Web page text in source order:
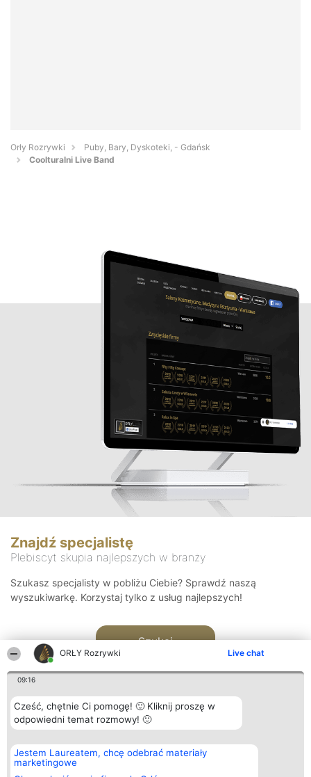
ORŁY Rozrywki Live chat
09:16
Cześć, chętnie Ci pomogę! 🙂 Kliknij proszę w
odpowiedni temat rozmowy! 🙂
Jestem Laureatem, chcę odebrać materiały
marketingowe
Orły Rozrywki
Puby, Bary, Dyskoteki, - Gdańsk
Coolturalni Live Band
Znajdź specjalistę
Plebiscyt skupia najlepszych w branży
Szukasz specjalisty w pobliżu Ciebie? Sprawdź naszą
wyszukiwarkę. Korzystaj tylko z usług najlepszych!
Szukaj
Organizator plebiscytu
Bright Side Solutions sp. z o.
o. sp. k.
ul. Ruska 22
Plebiscyt
Laureaci
wszystkich
Kontakt
Kontakt